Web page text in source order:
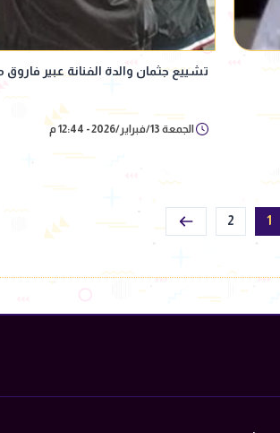
تشييع جثمان والدة الفنانة عبير
الجمعة 13/فبراير/2026 - 12:44 م
1
2